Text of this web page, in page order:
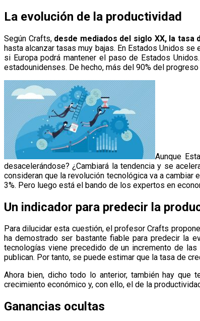
La evolución de la productividad
Según Crafts, desde mediados del siglo XX, la
hasta alcanzar tasas muy bajas. En Estados Unidos se
si Europa podrá mantener el paso de Estados
estadounidenses. De hecho, más del 90% del
Aunque
desacelerándose? ¿Cambiará la tendencia y se
consideran que la revolución tecnológica va a cambiar
3%. Pero luego está el bando de los expertos en
Un indicador para predecir la
Para dilucidar esta cuestión, el profesor Crafts
ha demostrado ser bastante fiable para predecir la
tecnologías viene precedido de un incremento de
publican. Por tanto, se puede estimar que la tasa de
Ahora bien, dicho todo lo anterior, también hay que
crecimiento económico y, con ello, el de la
Ganancias ocultas